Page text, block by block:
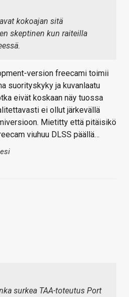
kokoajan sitä
skeptinen kun raiteilla
version freecami toimii
suorityskyky ja kuvanlaatu
eivät koskaan näy tuossa
ei ollut järkevällä
Mietitty että pitäisikö
viuhuu DLSS päällä…
surkea TAA-toteutus Port